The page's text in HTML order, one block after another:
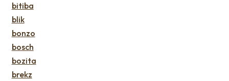
bitiba
blik
bonzo
bosch
bozita
brekz